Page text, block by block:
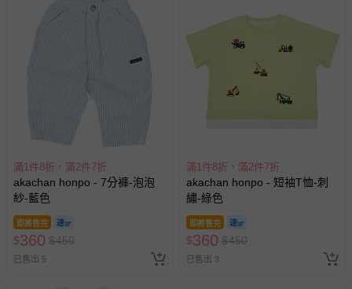
滿1件8折，滿2件7折
akachan honpo - 7分褲-泡泡
紗-藍色
即將售完
$360 $450
已售出 5
滿1件8折，滿2件7折
akachan honpo - 短袖T恤-刺
繡-綠色
即將售完
$360 $450
已售出 3